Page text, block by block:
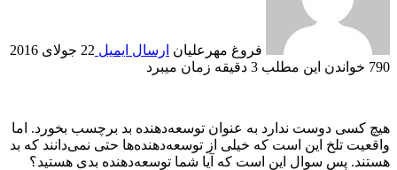
فروغ مهرعلیان ارسال ایمیل 22 جولای 2016
790 خواندن این مطلب 3 دقیقه زمان می‎برد
هیچ کسی دوست ندارد به عنوان توسعه‌دهنده بد برچسب بخورد. اما
واقعیت تلخ این است که خیلی از توسعه‌دهنده‌ها حتی نمی‌دانند که بد
هستند. پس سوال این است که آیا شما توسعه‌دهنده بدی هستید؟